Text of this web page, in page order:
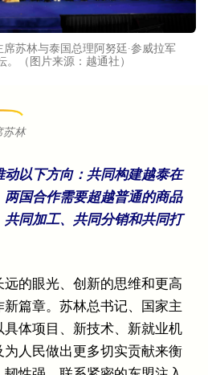
苏林与泰国总理阿努廷·参威拉军
（图片来源：越通社）
苏林
以下方向：共同构建越泰在
国合作需要超越普通的商品
同加工、共同分销和共同打
的眼光、创新的思维和更高
篇章。苏林总书记、国家主
体项目、新技术、新就业机
人民做出更多切实贡献来衡